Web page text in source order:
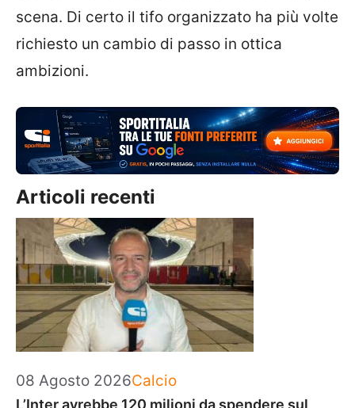
scena. Di certo il tifo organizzato ha più volte
richiesto un cambio di passo in ottica
ambizioni.
Articoli recenti
08 Agosto 2026Categorie
Calcio